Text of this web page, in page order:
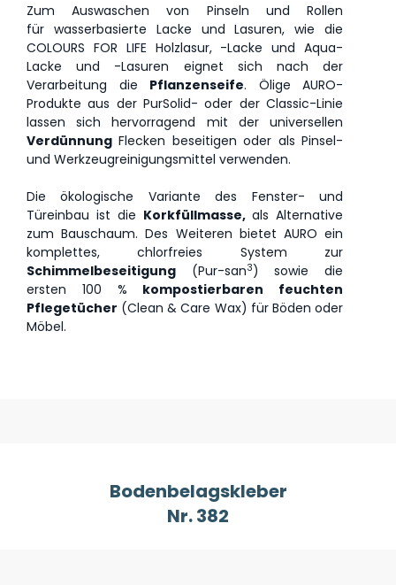
Zum Auswaschen von Pinseln und Rollen
für wasserbasierte Lacke und Lasuren, wie die
COLOURS FOR LIFE Holzlasur, -Lacke und Aqua-
Lacke und -Lasuren eignet sich nach der
Verarbeitung die Pflanzenseife. Ölige AURO-
Produkte aus der PurSolid- oder der Classic-Linie
lassen sich hervorragend mit der universellen
Verdünnung Flecken beseitigen oder als Pinsel-
und Werkzeugreinigungsmittel verwenden.
Die ökologische Variante des Fenster- und
Türeinbau ist die Korkfüllmasse, als Alternative
zum Bauschaum. Des Weiteren bietet AURO ein
komplettes, chlorfreies System zur
Schimmelbeseitigung (Pur-san3) sowie die
ersten 100 % kompostierbaren feuchten
Pflegetücher (Clean & Care Wax) für Böden oder
Möbel.
Bodenbelagskleber
Nr. 382